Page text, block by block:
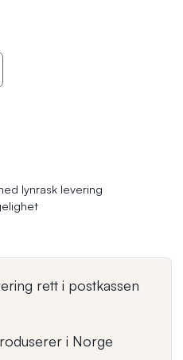
lynrask levering
rett i postkassen
i Norge